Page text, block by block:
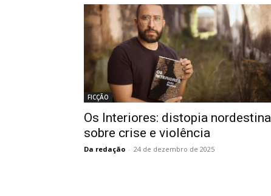
FICÇÃO
Os Interiores: distopia nordestina
sobre crise e violência
Da redação - 24 de dezembro de 2025